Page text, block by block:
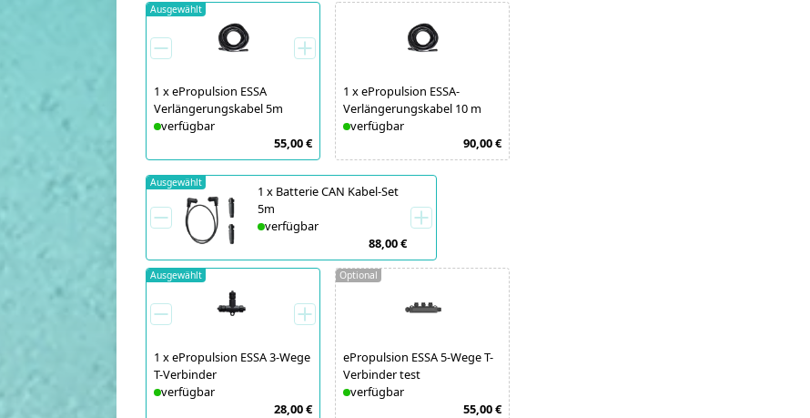
1 xePropulsion ESSA
Verlängerungskabel 5m
verfügbar
55,00 €
Ausgewählt
1 xePropulsion ESSA-
Verlängerungskabel 10 m
verfügbar
90,00 €
1 x Batterie CAN Kabel-Set
5m
verfügbar
88,00 €
Ausgewählt
1 xePropulsion ESSA 3-Wege
T-Verbinder
verfügbar
28,00 €
Ausgewählt
ePropulsion ESSA 5-Wege T-
Verbinder test
verfügbar
55,00 €
Optional